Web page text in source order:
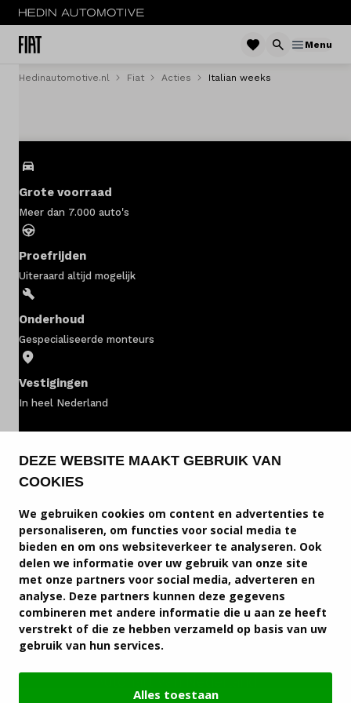
DEZE WEBSITE MAAKT GEBRUIK VAN
COOKIES
We gebruiken cookies om content en advertenties te
personaliseren, om functies voor social media te
bieden en om ons websiteverkeer te analyseren. Ook
delen we informatie over uw gebruik van onze site
met onze partners voor social media, adverteren en
analyse. Deze partners kunnen deze gegevens
combineren met andere informatie die u aan ze heeft
verstrekt of die ze hebben verzameld op basis van uw
gebruik van hun services.
Alles toestaan
Menu
Menu
Acties
Private lease
Zakelijke lease
Diensten
Vacatures
Vergelijken
Vestigingen
Merken
Hedinautomotive.nl Fiat Acties Italian weeks
Grote voorraad
Meer dan 7.000 auto's
Proefrijden
Uiteraard altijd mogelijk
Onderhoud
Gespecialiseerde monteurs
Vestigingen
In heel Nederland
Fiat bedrijfswagens
Fiat modellen
Fiat service & onderhoud
Fiat diensten
Service en contact
Fiat vestigingen